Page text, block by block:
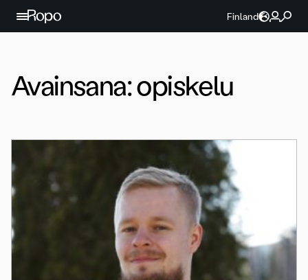
Jatka sisältöön
Finland
Avainsana:opiskelu